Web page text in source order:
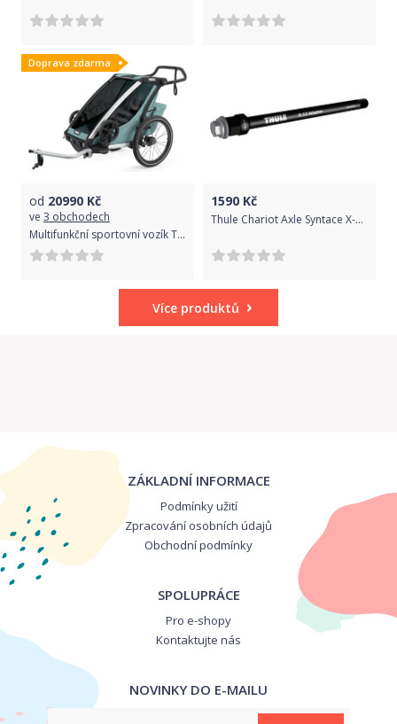
Doprava zdarma
od 20990 Kč
ve 3 obchodech
Multifunkční sportovní vozík Thule Chariot Cross1 Alaska 2021
1590 Kč
Thule Chariot Axle Syntace X-12 adapter uni
Více produktů
ZÁKLADNÍ INFORMACE
Podmínky užití
Zpracování osobních údajů
Obchodní podmínky
SPOLUPRÁCE
Pro e-shopy
Kontaktujte nás
NOVINKY DO E-MAILU